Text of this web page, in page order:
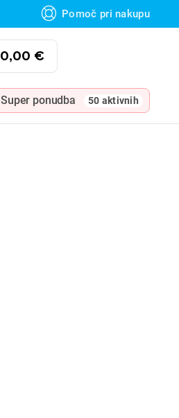
Pomoč pri nakupu
0,00 €
Super ponudba 50 aktivnih